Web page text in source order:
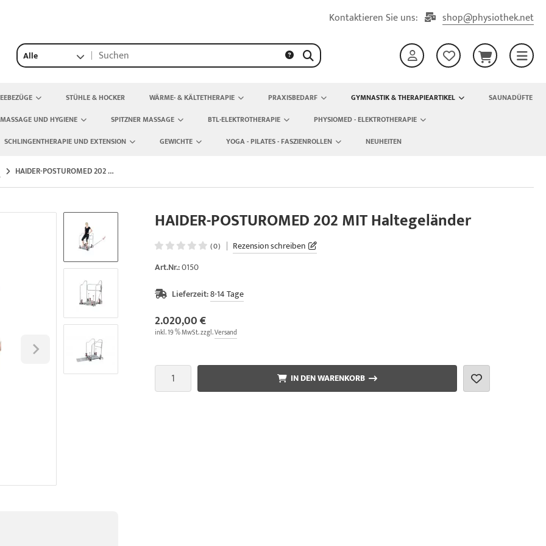
Kontaktieren Sie uns: shop@physiothek.net
Alle
STÜHLE & HOCKER WÄRME- & KÄLTETHERAPIE PRAXISBEDARF GYMNASTIK & THERAPIEARTIKEL
SAUNADÜFTE
UND HYGIENE SPITZNER MASSAGE BTL-ELEKTROTHERAPIE
PHYSIOMED - ELEKTROTHERAPIE
SCHLINGENTHERAPIE UND EXTENSION GEWICHTE YOGA - PILATES - FASZIENROLLEN NEUHEITEN
HAIDER-POSTUROMED 202 MIT Haltegeländer
HAIDER-POSTUROMED 202 MIT Haltegeländer
(0) | Rezension schreiben
Art.Nr.:0150
Lieferzeit:8-14 Tage
2.020,00 €
inkl. 19 % MwSt. zzgl.Versand
IN DEN WARENKORB